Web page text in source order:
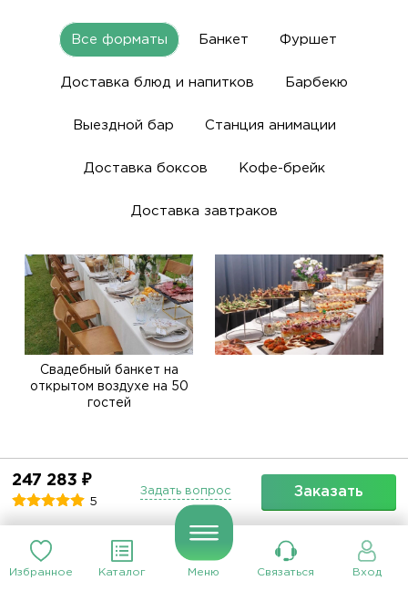
Избранное Каталог Меню Связаться Вход
247 283 ₽
5
Заказать
Задать вопрос
Все форматы Банкет Фуршет
Доставка блюд и напитков Барбекю
Выездной бар Станция анимации
Доставка боксов Кофе-брейк
Доставка завтраков
Свадебный банкет на
открытом воздухе на 50
гостей
Расскажите друзьям о сервисе
CaterMe.ru